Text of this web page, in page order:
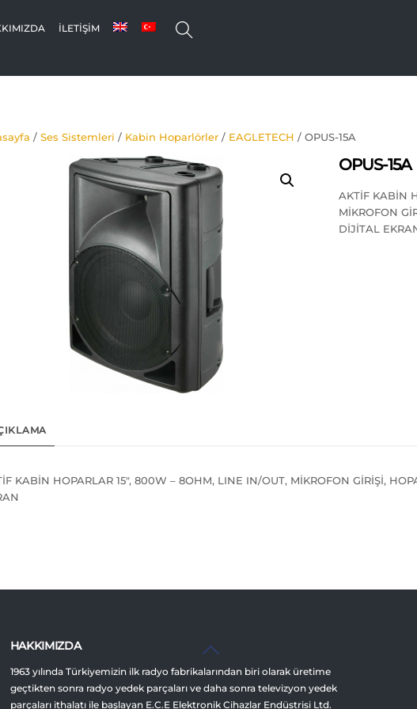
İLETIŞIM
/ Ses Sistemleri / Kabin Hoparlörler / EAGLETECH / OPUS-15A
OPUS-15A
AKTİF KABİN
MİKROFON
DİJİTAL
KABİN HOPARLAR 15″, 800W – 8OHM, LINE IN/OUT, MİKROFON GİRİŞİ,
Back
Top
HAKKIMIZDA
1963 yılında Türkiyemizin ilk radyo fabrikalarından biri olarak üretime
geçtikten sonra radyo yedek parçaları ve daha sonra televizyon yedek
parçaları ithalatı ile başlayan E.C.E Elektronik Cihazlar Endüstrisi Ltd.